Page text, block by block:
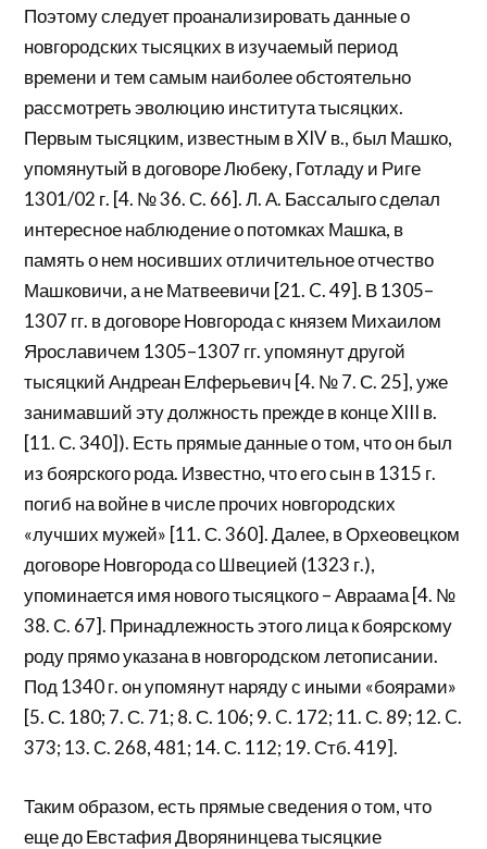
Поэтому следует проанализировать данные о
новгородских тысяцких в изучаемый период
времени и тем самым наиболее обcтоятельно
рассмотреть эволюцию института тысяцких.
Первым тысяцким, известным в XIV в., был Машко,
упомянутый в договоре Любеку, Готладу и Риге
1301/02 г. [4. № 36. С. 66]. Л. А. Бассалыго сделал
интересное наблюдение о потомках Машка, в
память о нем носивших отличительное отчество
Машковичи, а не Матвеевичи [21. C. 49]. В 1305–
1307 гг. в договоре Новгорода с князем Михаилом
Ярославичем 1305–1307 гг. упомянут другой
тысяцкий Андреан Елферьевич [4. № 7. С. 25], уже
занимавший эту должность прежде в конце XIII в.
[11. С. 340]). Есть прямые данные о том, что он был
из боярского рода. Известно, что его сын в 1315 г.
погиб на войне в числе прочих новгородских
«лучших мужей» [11. С. 360]. Далее, в Орхеовецком
договоре Новгорода со Швецией (1323 г.),
упоминается имя нового тысяцкого – Авраама [4. №
38. С. 67]. Принадлежность этого лица к боярскому
роду прямо указана в новгородском летописании.
Под 1340 г. он упомянут наряду с иными «боярами»
[5. С. 180; 7. С. 71; 8. С. 106; 9. C. 172; 11. С. 89; 12. C.
373; 13. С. 268, 481; 14. С. 112; 19. Стб. 419].
Таким образом, есть прямые сведения о том, что
еще до Евстафия Дворянинцева тысяцкие